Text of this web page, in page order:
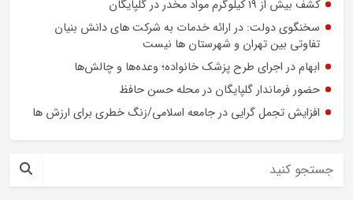
نوروز در بازار گلپایگان/ فیلم
اسراف در مصرف سوخت در ایران؛ لزوم بازنگری در فرهنگ مصرف
انرژی
کشف بیش از ۱۹ کیلوگرم مواد مخدر در گلپایگان
سخنگوی دولت: در ارائه خدمات به شرکت های دانش بنیان
تفاوتی بین تهران و شهرستان ها نیست
افزایش تجمل گرایی در جامعه اسلامی/زنگ خطری برای ارزش ها